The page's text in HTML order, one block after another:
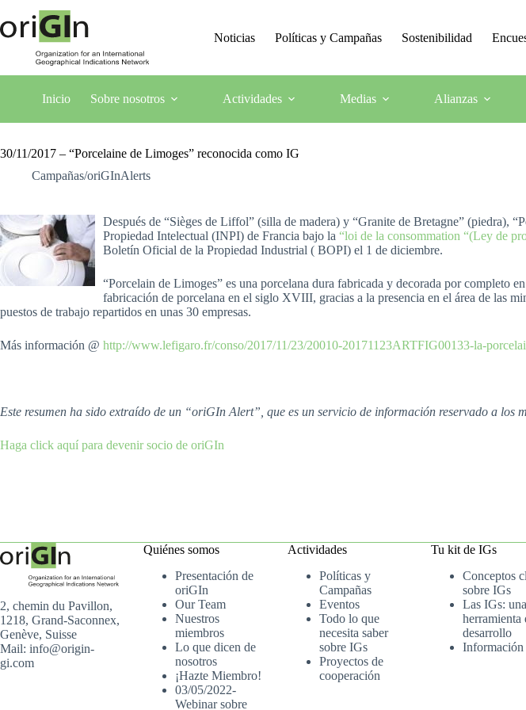
Noticias Políticas y Campañas Sostenibilidad
Inicio Sobre nosotros Actividades Medias Alianzas
30/11/2017 – “Porcelaine de Limoges” reconocida como IG
Campañas/oriGInAlerts
Después de “Sièges de Liffol” (silla de madera) y “Granite de Bretagne” (piedra),
Propiedad Intelectual (INPI) de Francia bajo la “loi de la consommation “(Ley de
Boletín Oficial de la Propiedad Industrial ( BOPI) el 1 de diciembre.
“Porcelain de Limoges” es una porcelana dura fabricada y decorada por completo
fabricación de porcelana en el siglo XVIII, gracias a la presencia en el área de las
puestos de trabajo repartidos en unas 30 empresas.
Más información @ http://www.lefigaro.fr/conso/2017/11/23/20010-20171123ARTFIG00133-la-
Este resumen ha sido extraído de un “oriGIn Alert”, que es un servicio de información reservado a los
Haga click aquí para devenir socio de oriGIn
2, chemin du Pavillon,
1218, Grand-Saconnex,
Genève, Suisse
Mail: info@origin-
gi.com
Quiénes somos
Presentación de
oriGIn
Our Team
Nuestros
miembros
Lo que dicen de
nosotros
¡Hazte Miembro!
03/05/2022-
Webinar sobre
Actividades
Políticas y
Campañas
Eventos
Todo lo que
necesita saber
sobre IGs
Proyectos de
cooperación
Tu kit de IGs
Conceptos
sobre IGs
Las IGs: una
herramienta
desarrollo
Información